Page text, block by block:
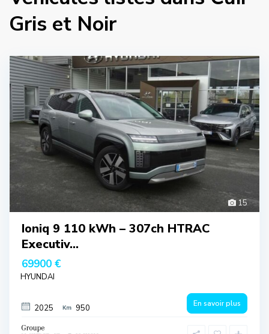
Gris et Noir
15
Ioniq 9 110 kWh – 307ch HTRAC
Executiv...
69900 €
HYUNDAI
2025 950 En savoir plus